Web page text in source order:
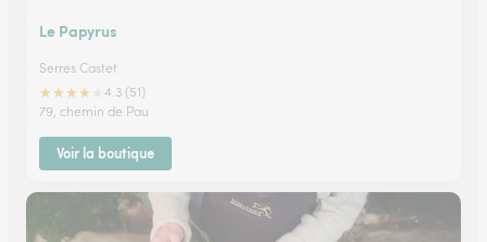
Le Papyrus
Serres Castet
★★★★
4.3 (51)
79, chemin de Pau
Voir la boutique